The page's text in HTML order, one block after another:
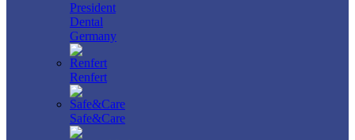
President
Dental
Germany
Renfert
Safe&Care